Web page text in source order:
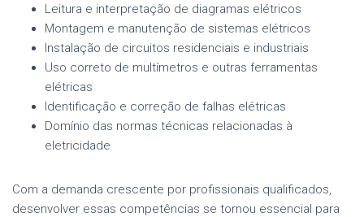
Leitura e interpretação de diagramas elétricos
Montagem e manutenção de sistemas elétricos
Instalação de circuitos residenciais e industriais
Uso correto de multímetros e outras ferramentas
elétricas
Identificação e correção de falhas elétricas
Domínio das normas técnicas relacionadas à
eletricidade
Com a demanda crescente por profissionais qualificados,
desenvolver essas competências se tornou essencial para